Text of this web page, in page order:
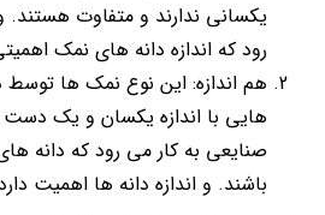
یکسانی ندارند و متفاوت هستند.
رود که اندازه دانه های نمک
هم اندازه: این نوع نمک ها توسط
هایی با اندازه یکسان و یک
صنایعی به کار می رود که دانه
باشند. و اندازه دانه ها اهمیت